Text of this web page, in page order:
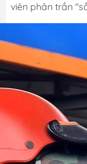
viên phân trần